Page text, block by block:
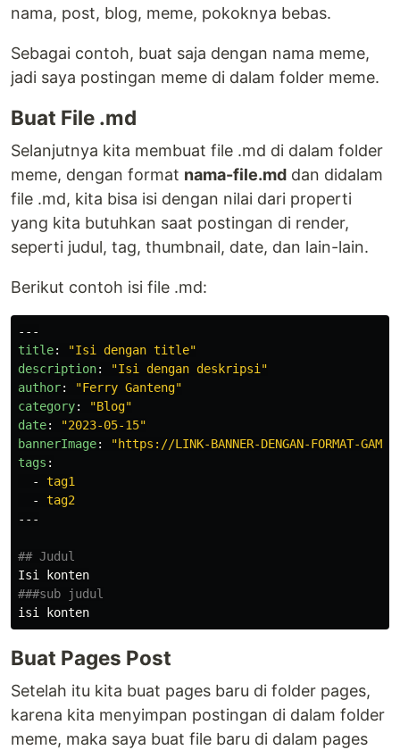
nama, post, blog, meme, pokoknya bebas.
Sebagai contoh, buat saja dengan nama meme,
jadi saya postingan meme di dalam folder meme.
Buat File .md
Selanjutnya kita membuat file .md di dalam folder
meme, dengan format nama-file.md dan didalam
file .md, kita bisa isi dengan nilai dari properti
yang kita butuhkan saat postingan di render,
seperti judul, tag, thumbnail, date, dan lain-lain.
Berikut contoh isi file .md:
---
title: "Isi dengan title"
description: "Isi dengan deskripsi"
author: "Ferry Ganteng"
category: "Blog"
date: "2023-05-15"
bannerImage: "https://LINK-BANNER-DENGAN-FORMAT-
tags :
-
tag1
-
tag2
---
## Judul
###sub judul
Buat Pages Post
Setelah itu kita buat pages baru di folder pages,
karena kita menyimpan postingan di dalam folder
meme, maka saya buat file baru di dalam pages